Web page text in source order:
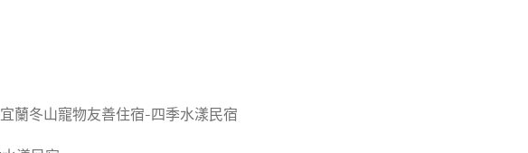
宜蘭冬山寵物友善住宿-四季水漾民宿